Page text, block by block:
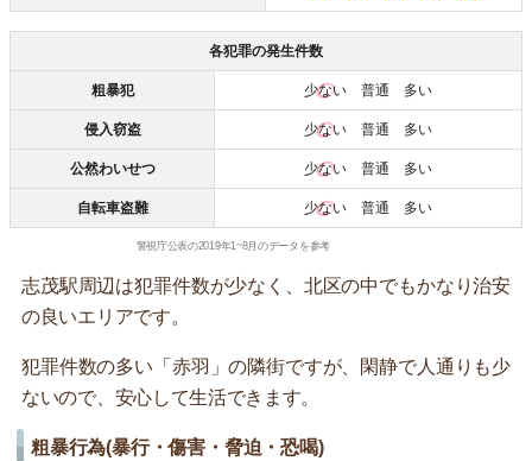
各犯罪の発生件数
粗暴犯 少ない 普通 多い
侵入窃盗 少ない 普通 多い
公然わいせつ 少ない 普通 多い
自転車盗難 少ない 普通 多い
警視庁公表の2019年1~8月のデータを参考
志茂駅周辺は犯罪件数が少なく、北区の中でもかなり治安
の良いエリアです。
犯罪件数の多い「赤羽」の隣街ですが、閑静で人通りも少
ないので、安心して生活できます。
粗暴行為(暴行・傷害・脅迫・恐喝)